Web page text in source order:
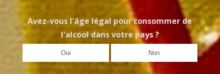
Avez-vous l'âge légal pour consommer de
l'alcool dans votre pays ?
Oui Non
Paiement rapide et sécurisé
Livraison sous 72 heures
Livraison offerte à partir de
249 € TTC de commande